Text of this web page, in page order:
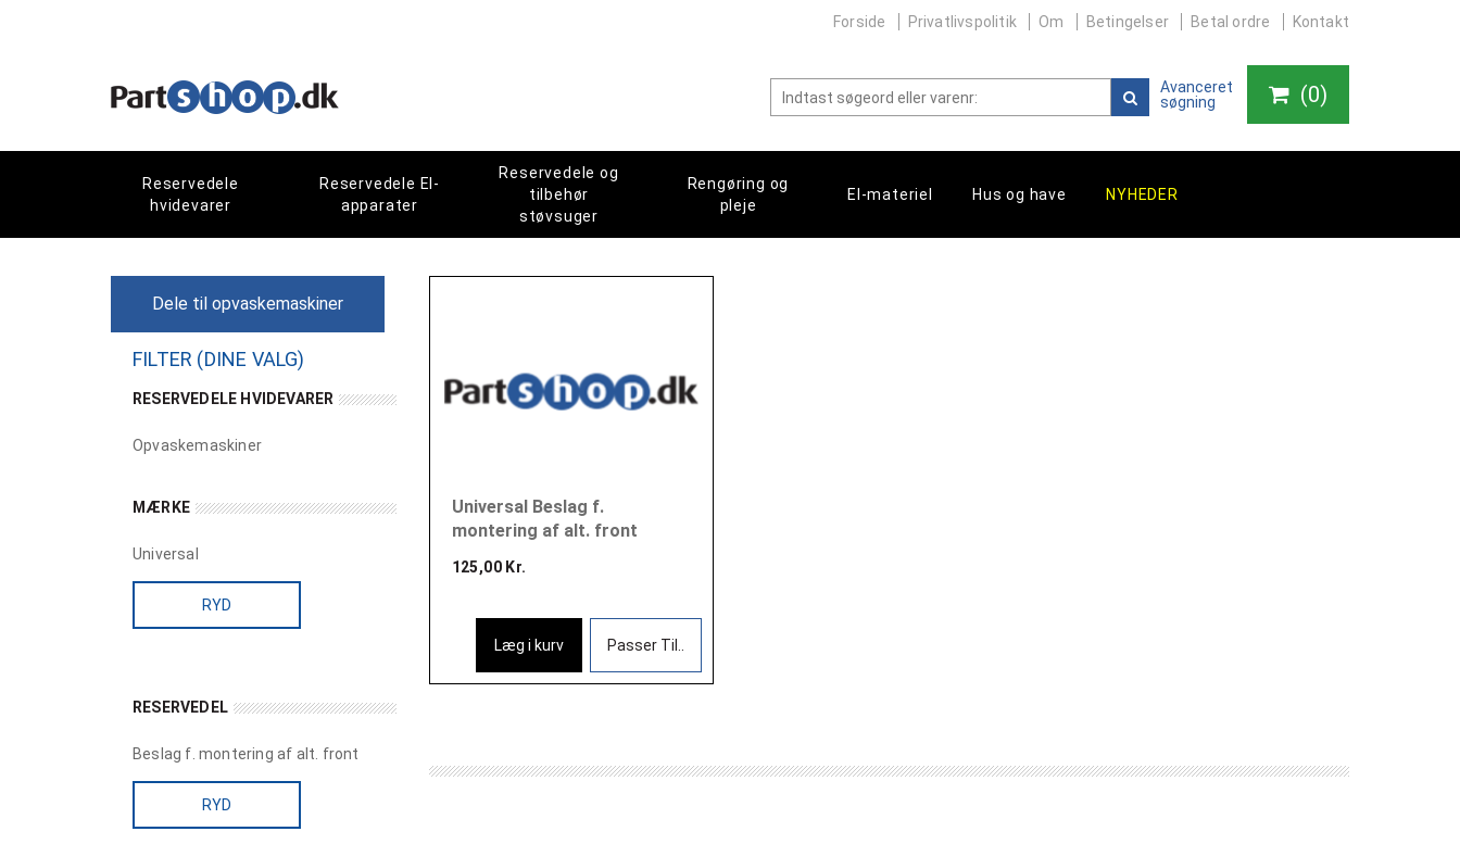
Forside Privatlivspolitik Om Betingelser Betal ordre Kontakt
Avanceret
søgning
(0)
Reservedele
hvidevarer
Reservedele El-
apparater
Reservedele og
tilbehør
støvsuger
Rengøring og
pleje
El-materiel Hus og have NYHEDER
Dele til opvaskemaskiner
FILTER (DINE VALG)
RESERVEDELE HVIDEVARER
Opvaskemaskiner
MÆRKE
Universal
RYD
RESERVEDEL
Beslag f. montering af alt. front
RYD
Universal Beslag f.
montering af alt. front
125,00 Kr.
Læg i kurv Passer Til..